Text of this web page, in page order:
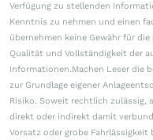
Verfügung zu stellenden
Kenntnis zu nehmen und einen
übernehmen keine Gewähr für
Qualität und Vollständigkeit der
Informationen.Machen Leser die
zur Grundlage eigener
Risiko. Soweit rechtlich zulässig,
direkt oder indirekt damit
Vorsatz oder grobe